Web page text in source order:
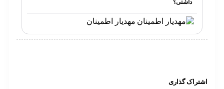
مهدیار اطمینان
گذاری